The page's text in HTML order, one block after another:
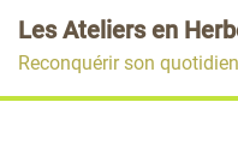
au
contenu
Les Ateliers en
Reconquérir son